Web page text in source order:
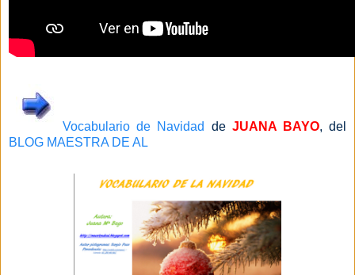
Vocabulario de Navidad de JUANA BAYO, del
BLOG MAESTRA DE AL